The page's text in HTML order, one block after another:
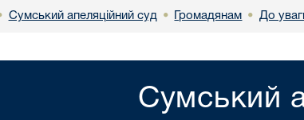
Сумський апеляційний суд • Громадянам • До
Сумський